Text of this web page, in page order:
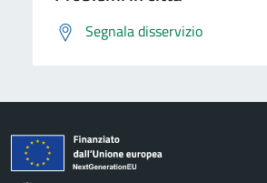
Segnala disservizio